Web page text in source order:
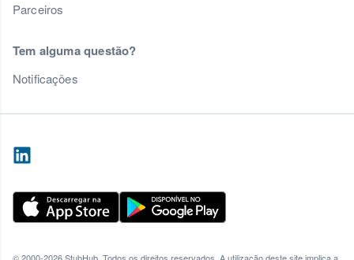
Parceiros
Tem alguma questão?
Notificações